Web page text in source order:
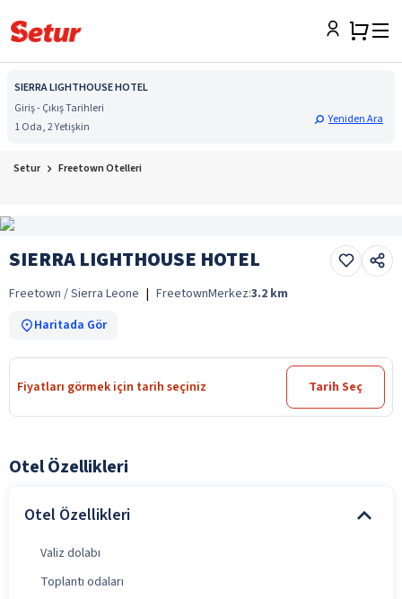
SIERRA LIGHTHOUSE HOTEL
Giriş - Çıkış Tarihleri
1 Oda, 2 Yetişkin
Yeniden Ara
Setur Freetown Otelleri
SIERRA LIGHTHOUSE HOTEL
Freetown / Sierra Leone | FreetownMerkez:3.2 km
Haritada Gör
Fiyatları görmek için tarih seçiniz Tarih Seç
Otel Özellikleri
Otel Özellikleri
Valiz dolabı
Toplantı odaları